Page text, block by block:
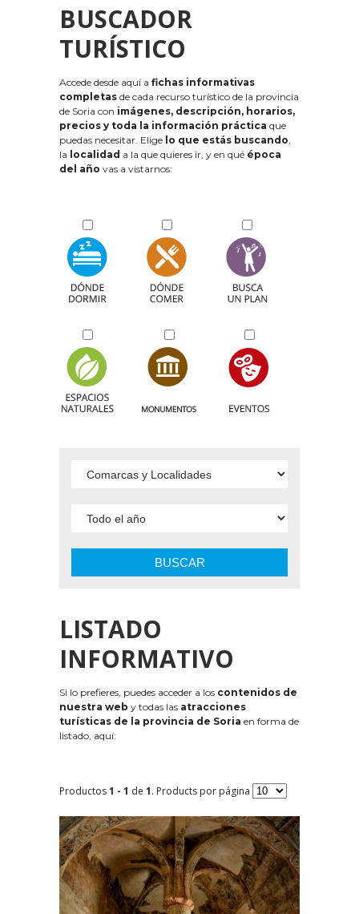
BUSCADOR
TURÍSTICO
Accede desde aquí a fichas informativas
completas de cada recurso turístico de la provincia
de Soria con imágenes, descripción, horarios,
precios y toda la información práctica que
puedas necesitar. Elige lo que estás buscando,
la localidad a la que quieres ir, y en qué época
del año vas a vistarnos:
BUSCAR
LISTADO
INFORMATIVO
Si lo prefieres, puedes acceder a los contenidos de
nuestra web y todas las atracciones
turísticas de la provincia de Soria en forma de
listado, aquí:
Productos1 - 1 de 1. Products por página